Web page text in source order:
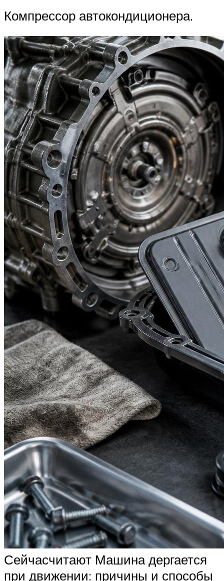
Компрессор автокондиционера.
Сейчасчитают Машина дергается
при движении: причины и способы